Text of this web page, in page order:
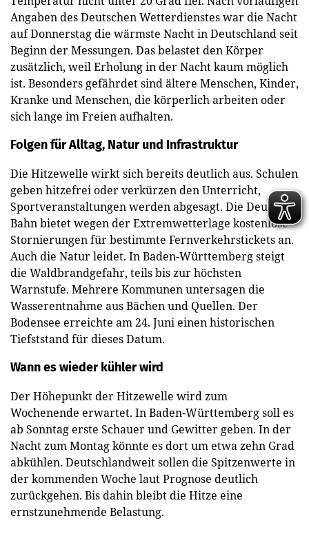
Angaben des Deutschen Wetterdienstes war die Nacht
auf Donnerstag die wärmste Nacht in Deutschland seit
Beginn der Messungen. Das belastet den Körper
zusätzlich, weil Erholung in der Nacht kaum möglich
ist. Besonders gefährdet sind ältere Menschen, Kinder,
Kranke und Menschen, die körperlich arbeiten oder
sich lange im Freien aufhalten.
Folgen für Alltag, Natur und Infrastruktur
Die Hitzewelle wirkt sich bereits deutlich aus. Schulen
geben hitzefrei oder verkürzen den Unterricht,
Sportveranstaltungen werden abgesagt. Die Deutsche
Bahn bietet wegen der Extremwetterlage kostenlose
Stornierungen für bestimmte Fernverkehrstickets an.
Auch die Natur leidet. In Baden-Württemberg steigt
die Waldbrandgefahr, teils bis zur höchsten
Warnstufe. Mehrere Kommunen untersagen die
Wasserentnahme aus Bächen und Quellen. Der
Bodensee erreichte am 24. Juni einen historischen
Tiefststand für dieses Datum.
Wann es wieder kühler wird
Der Höhepunkt der Hitzewelle wird zum
Wochenende erwartet. In Baden-Württemberg soll es
ab Sonntag erste Schauer und Gewitter geben. In der
Nacht zum Montag könnte es dort um etwa zehn Grad
abkühlen. Deutschlandweit sollen die Spitzenwerte in
der kommenden Woche laut Prognose deutlich
zurückgehen. Bis dahin bleibt die Hitze eine
ernstzunehmende Belastung.